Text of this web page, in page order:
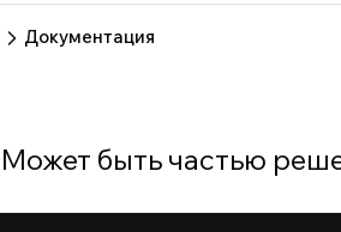
Документация
Может быть частью